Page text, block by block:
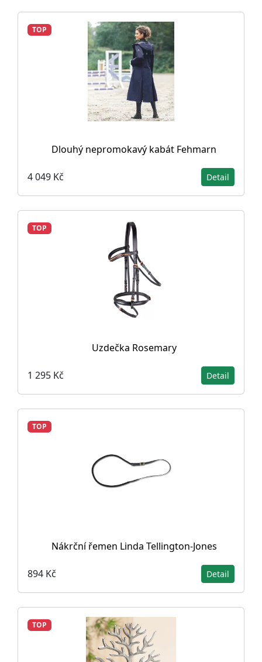
TOP
Dlouhý nepromokavý kabát Fehmarn
4 049 Kč Detail
TOP
Uzdečka Rosemary
1 295 Kč Detail
TOP
Nákrční řemen Linda Tellington-Jones
894 Kč Detail
TOP